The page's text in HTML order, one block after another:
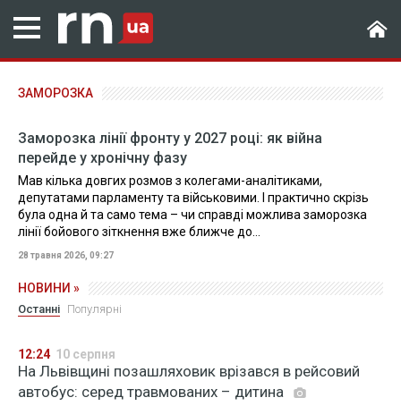
ЗАМОРОЗКА
Заморозка лінії фронту у 2027 році: як війна
перейде у хронічну фазу
Мав кілька довгих розмов з колегами-аналітиками,
депутатами парламенту та військовими. І практично скрізь
була одна й та само тема – чи справді можлива заморозка
лінії бойового зіткнення вже ближче до...
28 травня 2026, 09:27
НОВИНИ »
Останні Популярні
12:24 10 серпня
На Львівщині позашляховик врізався в рейсовий
автобус: серед травмованих – дитина